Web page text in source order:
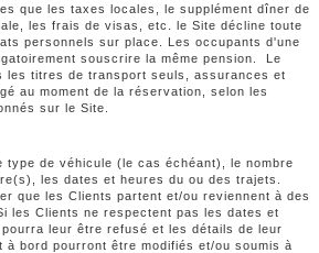
que les taxes locales, le supplément dîner de
les frais de visas, etc. le Site décline toute
personnels sur place. Les occupants d'une
souscrire la même pension. Le
les titres de transport seuls, assurances et
au moment de la réservation, selon les
sur le Site.
de véhicule (le cas échéant), le nombre
les dates et heures du ou des trajets.
que les Clients partent et/ou reviennent à des
les Clients ne respectent pas les dates et
leur être refusé et les détails de leur
à bord pourront être modifiés et/ou soumis à